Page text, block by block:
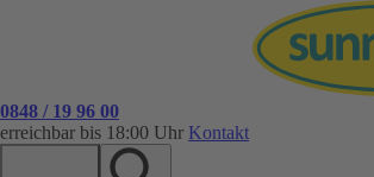
0848 / 19 96 00
erreichbar bis 18:00 Uhr Kontakt